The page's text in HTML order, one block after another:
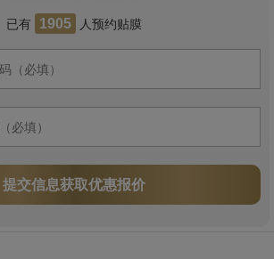
已有 1905 人预约贴膜
提交信息获取优惠报价